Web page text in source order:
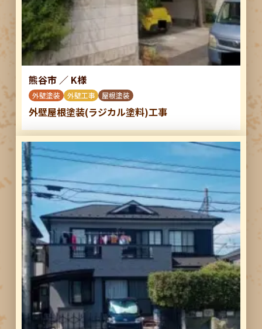
熊谷市 ／ K様
外壁塗装 外壁工事 屋根塗装
外壁屋根塗装(ラジカル塗料)工事